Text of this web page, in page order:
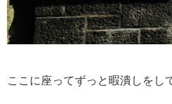
ここに座ってずっと暇潰しをし